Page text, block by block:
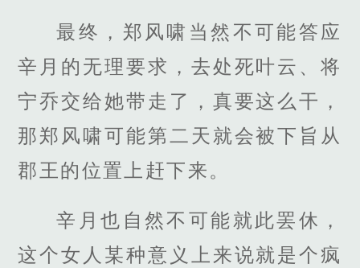
最终，郑风啸当然不可能答应
辛月的无理要求，去处死叶云、将
宁乔交给她带走了，真要这么干，
那郑风啸可能第二天就会被下旨从
郡王的位置上赶下来。
辛月也自然不可能就此罢休，
这个女人某种意义上来说就是个疯